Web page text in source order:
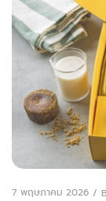
7 พฤษภาคม 2026